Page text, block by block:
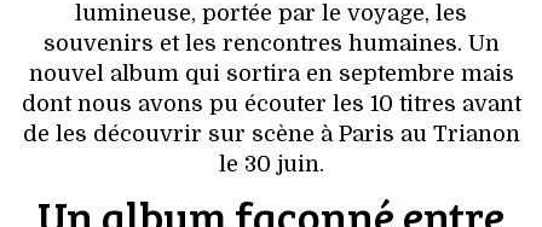
lumineuse, portée par le voyage, les
souvenirs et les rencontres humaines. Un
nouvel album qui sortira en septembre mais
dont nous avons pu écouter les 10 titres avant
de les découvrir sur scène à Paris au Trianon
le 30 juin.